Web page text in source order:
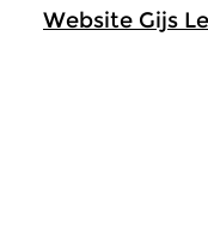
Website Gijs